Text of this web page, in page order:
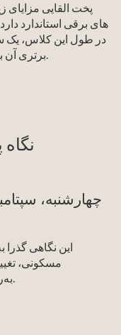
پخت القایی مزایای
های برقی استاندارد
در طول این کلاس، یک
برتری آن بر سایر روش های آشپزی را نشان می دهد.
مسکونی،
به‌روزرسانی‌های عنوان 20 را پوشش می‌دهد.